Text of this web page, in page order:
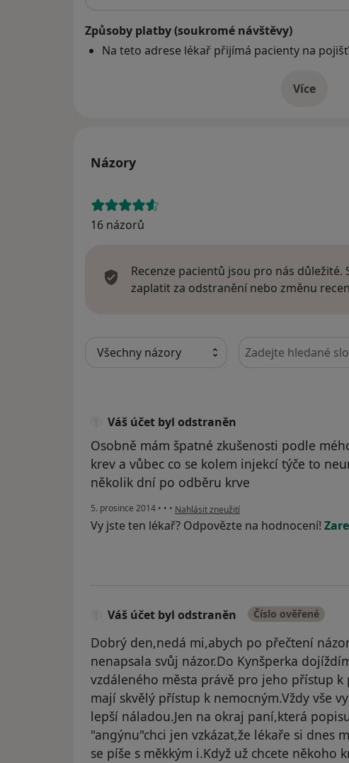
Způsoby platby (soukromé návštěvy)
Na teto adrese lékař přijímá pacienty na
Víceo adrese
Názory
16 názorů
Recenze pacientů jsou pro nás
zaplatit za odstranění nebo změnu
Hledejte v názorech
Váš účet byl odstraněn
Osobně mám špatné zkušenosti podle
krev a vůbec co se kolem injekcí týče to
několik dní po odběru krve
5. prosince 2014 • • • podle názoru uživatele Váš účet byl odstraněn
Nahlásit zneužití
Vy jste ten lékař? Odpovězte na hodnocení!
Váš účet byl odstraněn Číslo ověřené
Dobrý den,nedá mi,abych po přečtení
nenapsala svůj názor.Do Kynšperka
vzdáleného města právě pro jeho přístup k
mají skvělý přístup k nemocným.Vždy vše
lepší náladou.Jen na okraj paní,která
"angýnu"chci jen vzkázat,že lékaře si dnes
se píše s měkkým i.Když už chcete někoho